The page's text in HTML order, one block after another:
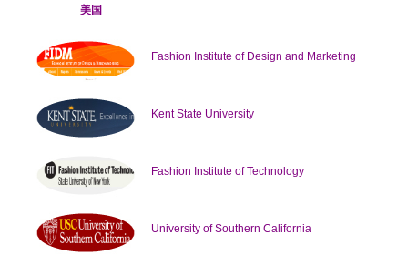
美国
Fashion Institute of Design and Marketing
Kent State University
Fashion Institute of Technology
University of Southern California